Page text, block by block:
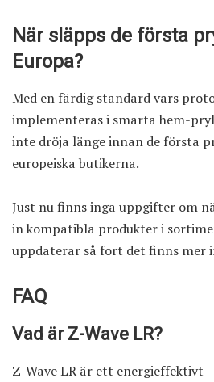
När släpps de första
Europa?
Med en färdig standard vars
implementeras i smarta hem-
inte dröja länge innan de första
europeiska butikerna.
Just nu finns inga uppgifter om
in kompatibla produkter i
uppdaterar så fort det finns mer
FAQ
Vad är Z-Wave LR?
Z-Wave LR är ett energieffektivt